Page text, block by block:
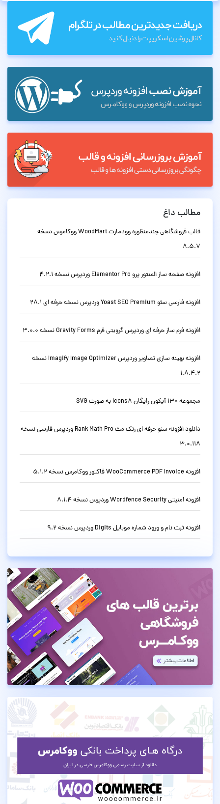
مطالب داغ
قالب فروشگاهی چندمنظوره وودمارت WoodMart ووکامرس نسخه
8.5.7
افزونه صفحه ساز المنتور پرو Elementor Pro وردپرس نسخه 4.2.1
افزونه فارسی سئو Yoast SEO Premium وردپرس نسخه حرفه ای 28.1
افزونه فرم ساز حرفه ای وردپرس گرویتی فرم Gravity Forms نسخه 3.0.0
افزونه بهینه سازی تصاویر وردپرس Imagify Image Optimizer نسخه
1.8.4.2
مجموعه 130 آیکون رایگان Icons8 به صورت SVG
دانلود افزونه سئو حرفه ای رنک مث Rank Math Pro وردپرس فارسی نسخه
3.0.118
افزونه WooCommerce PDF Invoice فاکتور ووکامرس نسخه 5.1.2
افزونه امنیتی Wordfence Security وردپرس نسخه 8.1.4
افزونه ثبت نام و ورود شماره موبایل Digits وردپرس نسخه 9.2